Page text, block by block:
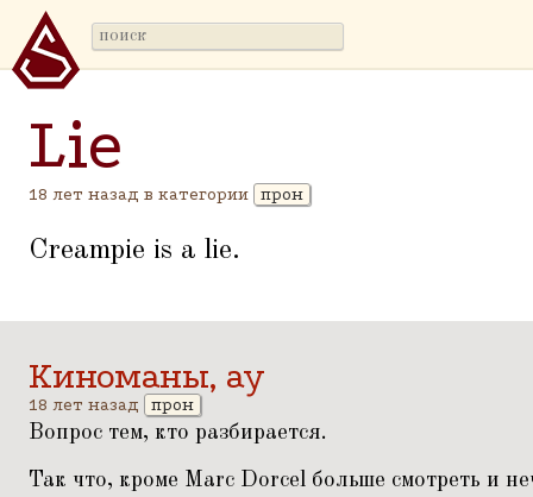
Lie
18 лет назад в категории прон
Creampie is a lie.
Киноманы, ау
18 лет назад прон
Вопрос тем, кто разбирается.
Так что, кроме Marc Dorcel больше смотреть и